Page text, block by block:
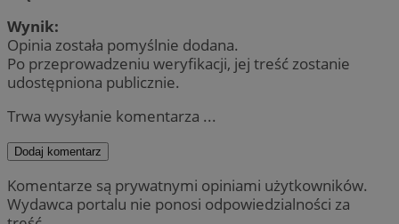
Wynik:
Opinia została pomyślnie dodana.
Po przeprowadzeniu weryfikacji, jej treść zostanie
udostępniona publicznie.
Trwa wysyłanie komentarza ...
Dodaj komentarz
Komentarze są prywatnymi opiniami użytkowników.
Wydawca portalu nie ponosi odpowiedzialności za